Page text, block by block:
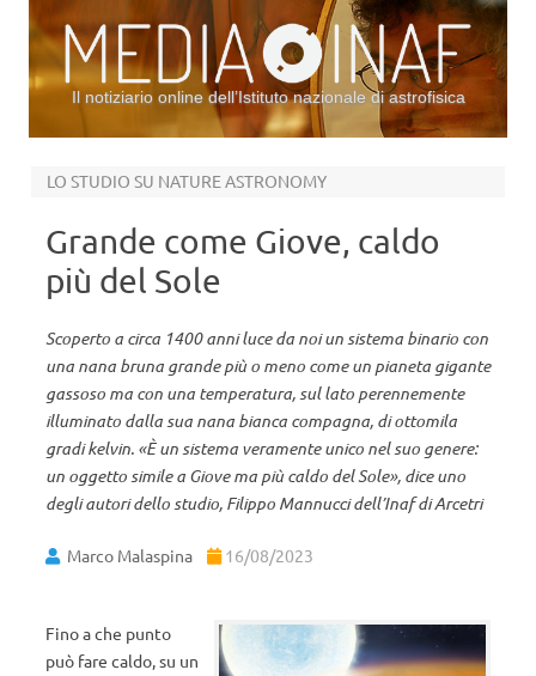
Il notiziario online dell’Istituto nazionale di astrofisica
LO STUDIO SU NATURE ASTRONOMY
Grande come Giove, caldo
più del Sole
Scoperto a circa 1400 anni luce da noi un sistema binario con
una nana bruna grande più o meno come un pianeta gigante
gassoso ma con una temperatura, sul lato perennemente
illuminato dalla sua nana bianca compagna, di ottomila
gradi kelvin. «È un sistema veramente unico nel suo genere:
un oggetto simile a Giove ma più caldo del Sole», dice uno
degli autori dello studio, Filippo Mannucci dell’Inaf di Arcetri
Marco Malaspina 16/08/2023
Fino a che punto
può fare caldo, su un